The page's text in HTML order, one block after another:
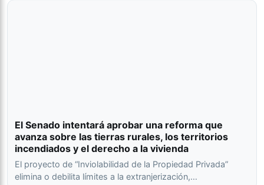
El Senado intentará aprobar una reforma que
avanza sobre las tierras rurales, los territorios
incendiados y el derecho a la vivienda
El proyecto de “Inviolabilidad de la Propiedad Privada”
elimina o debilita límites a la extranjerización,…